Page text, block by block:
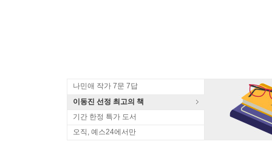
나민애 작가 7문 7답
이동진 선정 최고의 책
기간 한정 특가 도서
오직, 예스24에서만